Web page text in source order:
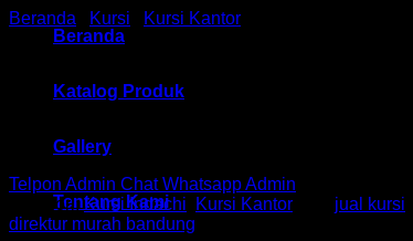
Beranda
Katalog Produk
Gallery
Tentang Kami
Beranda Kursi Kursi Kantor
Telpon Admin Chat Whatsapp Admin
Kategori:Kursi Indachi Kursi Kantor jual kursi
direktur murah bandung